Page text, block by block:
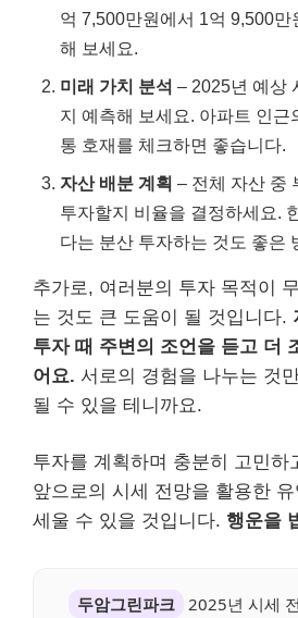
억 7,500만원에서 1억 9,500만
해 보세요.
미래 가치 분석 – 2025년 예상
지 예측해 보세요. 아파트 인근
통 호재를 체크하면 좋습니다.
자산 배분 계획 – 전체 자산 중
투자할지 비율을 결정하세요.
다는 분산 투자하는 것도 좋은
추가로, 여러분의 투자 목적이
는 것도 큰 도움이 될 것입니다.
투자 때 주변의 조언을 듣고 더
어요. 서로의 경험을 나누는 것
될 수 있을 테니까요.
투자를 계획하며 충분히 고민하
앞으로의 시세 전망을 활용한
세울 수 있을 것입니다. 행운을
두암그린파크
2025년 시세